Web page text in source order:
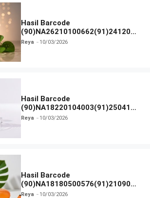
Hasil Barcode
(90)NA26210100662(91)241203
dan Izin BPOM
Reya 10/03/2026
Hasil Barcode
(90)NA18220104003(91)250418
dan Izin BPOM
Reya 10/03/2026
Hasil Barcode
(90)NA18180500576(91)210906
dan Izin BPOM
Reya 10/03/2026